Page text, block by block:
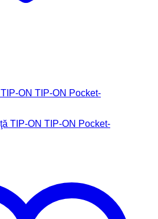
ON TIP-ON Pocket-